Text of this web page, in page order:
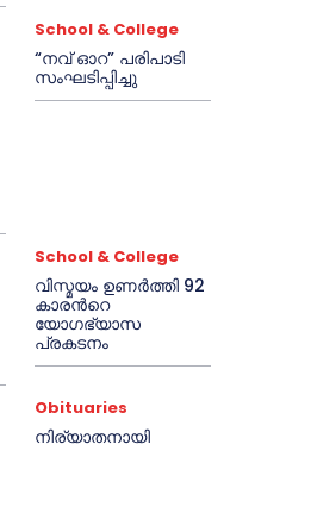
School & College
“നവ് ഓറ” പരിപാടി
സംഘടിപ്പിച്ചു
School & College
വിസ്മയം ഉണർത്തി 92
കാരൻറെ
യോഗഭ്യാസ
പ്രകടനം
Obituaries
നിര്യാതനായി